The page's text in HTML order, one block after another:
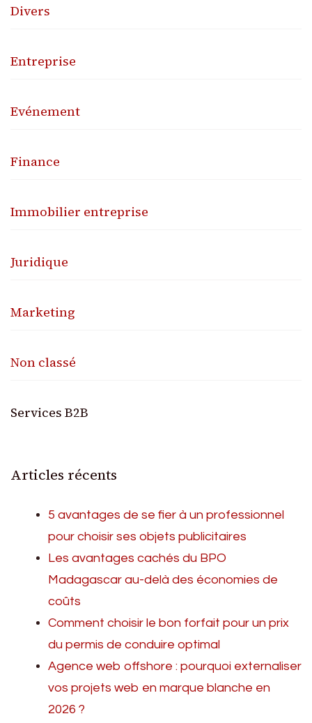
Divers
Entreprise
Evénement
Finance
Immobilier entreprise
Juridique
Marketing
Non classé
Services B2B
Articles récents
5 avantages de se fier à un professionnel
pour choisir ses objets publicitaires
Les avantages cachés du BPO
Madagascar au-delà des économies de
coûts
Comment choisir le bon forfait pour un prix
du permis de conduire optimal
Agence web offshore : pourquoi externaliser
vos projets web en marque blanche en
2026 ?